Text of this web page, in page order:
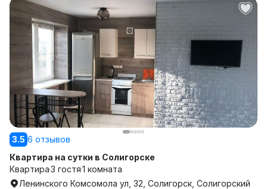
3.5 6 отзывов
Квартира на сутки в Солигорске
Квартира3 гостя1 комната
Ленинского Комсомола ул, 32, Солигорск, Солигорский